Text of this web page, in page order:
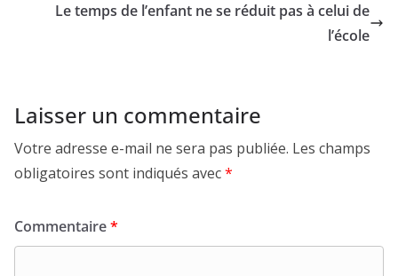
Le temps de l’enfant ne se réduit pas à celui de
l’école
Laisser un commentaire
Votre adresse e-mail ne sera pas publiée. Les champs
obligatoires sont indiqués avec*
Commentaire*